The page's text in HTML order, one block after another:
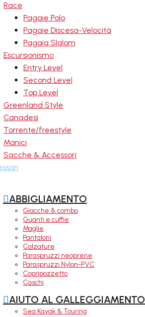
Race
Pagaie Polo
Pagaie Discesa-Velocità
Pagaia Slalom
Escursionismo
Entry Level
Second Level
Top Level
Greenland Style
Canadesi
Torrente/freestyle
Manici
Sacche & Accessori
ABBIGLIAMENTO
Giacche & combo
Guanti e cuffie
Maglie
Pantaloni
Calzature
Paraspruzzi neoprene
Paraspruzzi Nylon-PVC
Copripozzetto
Caschi
AIUTO AL GALLEGGIAMENTO
Sea Kayak & Touring